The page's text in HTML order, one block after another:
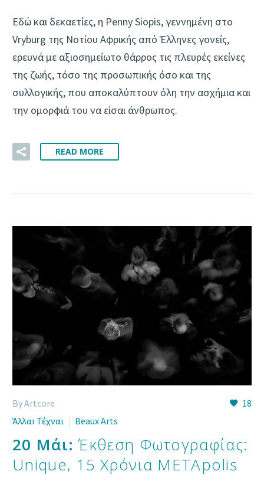
Εδώ και δεκαετίες, η Penny Siopis, γεννημένη στο
Vryburg της Νοτίου Αφρικής από Έλληνες γονείς,
ερευνά με αξιοσημείωτο θάρρος τις πλευρές εκείνες
της ζωής, τόσο της προσωπικής όσο και της
συλλογικής, που αποκαλύπτουν όλη την ασχήμια και
την ομορφιά του να είσαι άνθρωπος.
READ MORE
18
By Artcore
Άλλαι Τέχναι
Beaux Arts
20 Μάι:Έκθεση Φωτογραφίας:
Unique, 15 Χρόνια METApolis